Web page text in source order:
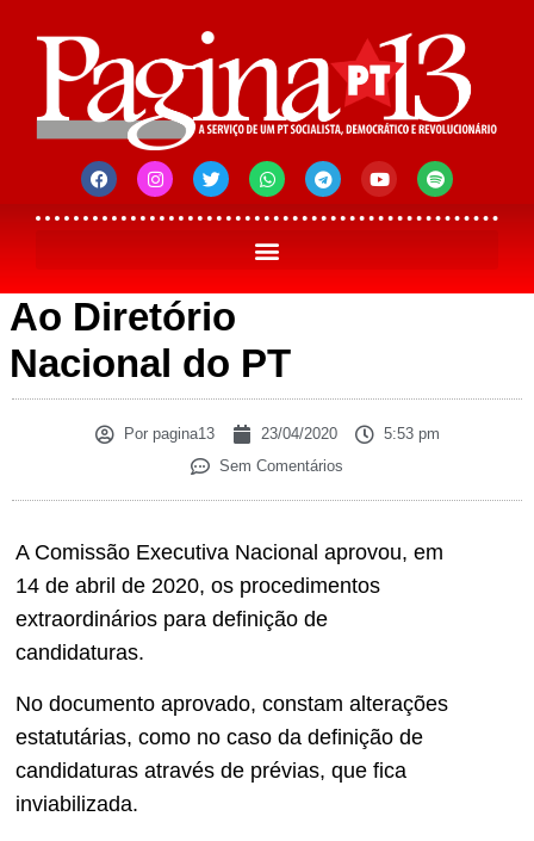
Ao Diretório
Nacional do PT
Porpagina13 23/04/2020
5:53 pm
Sem Comentários
A Comissão Executiva Nacional aprovou, em
14 de abril de 2020, os procedimentos
extraordinários para definição de
candidaturas.
No documento aprovado, constam alterações
estatutárias, como no caso da definição de
candidaturas através de prévias, que fica
inviabilizada.